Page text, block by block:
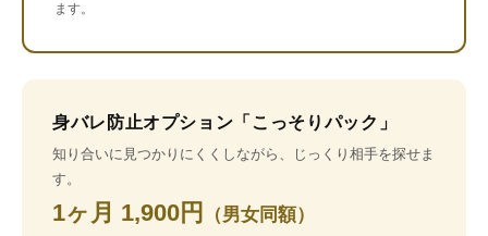
ます。
身バレ防止オプション「こっそりパック」
知り合いに見つかりにくくしながら、じっくり相手を探せま
す。
1ヶ月 1,900円 （男女同額）